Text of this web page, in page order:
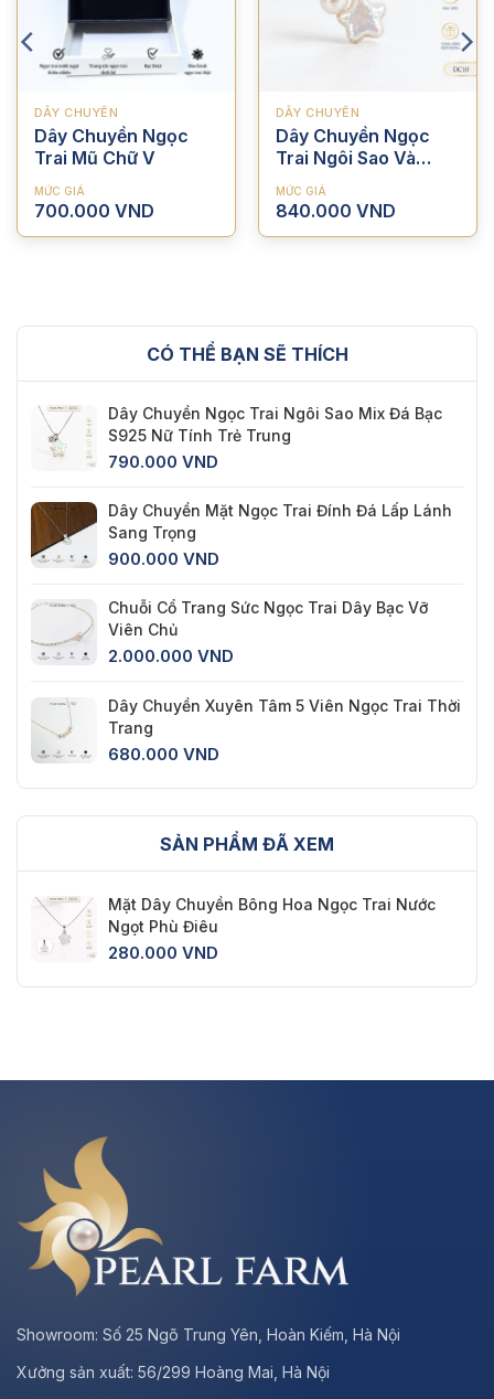
DÂY CHUYỀN
Dây Chuyền Ngọc
Trai Mũ Chữ V
MỨC GIÁ
700.000 VND
DÂY CHUYỀN
Dây Chuyền Ngọc
Trai Ngôi Sao Và
Ngọc Tròn Bạc S925
MỨC GIÁ
840.000 VND
CÓ THỂ BẠN SẼ THÍCH
Dây Chuyền Ngọc Trai Ngôi Sao Mix Đá Bạc
S925 Nữ Tính Trẻ Trung
790.000 VND
Dây Chuyền Mặt Ngọc Trai Đính Đá Lấp Lánh
Sang Trọng
900.000 VND
Chuỗi Cổ Trang Sức Ngọc Trai Dây Bạc Vỡ
Viên Chủ
2.000.000 VND
Dây Chuyền Xuyên Tâm 5 Viên Ngọc Trai Thời
Trang
680.000 VND
SẢN PHẨM ĐÃ XEM
Mặt Dây Chuyền Bông Hoa Ngọc Trai Nước
Ngọt Phù Điêu
280.000 VND
Showroom: Số 25 Ngõ Trung Yên, Hoàn Kiếm, Hà Nội
Xưởng sản xuất: 56/299 Hoàng Mai, Hà Nội